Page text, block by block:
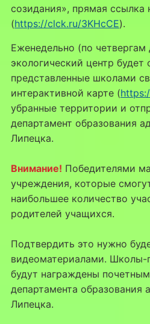
созидания», прямая ссылка
(https://clck.ru/3KHcCE).
Еженедельно (по четвергам
экологический центр будет
представленные школами
интерактивной карте (
убранные территории и
департамент образования
Липецка.
Внимание! Победителями
учреждения, которые
наибольшее количество
родителей учащихся.
Подтвердить это нужно
видеоматериалами. Школы-
будут награждены
департамента образования
Липецка.